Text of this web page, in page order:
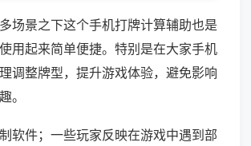
场景之下这个手机打牌计算辅助也是
用起来简单便捷。特别是在大家手机
调整牌型，提升游戏体验，避免影响
。
软件；一些玩家反映在游戏中遇到部